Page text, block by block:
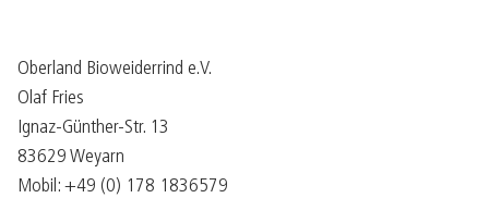
Oberland Bioweiderrind e.V.
Olaf Fries
Ignaz-Günther-Str. 13
83629 Weyarn
Mobil: ‭+49 (0) 178 1836579‬